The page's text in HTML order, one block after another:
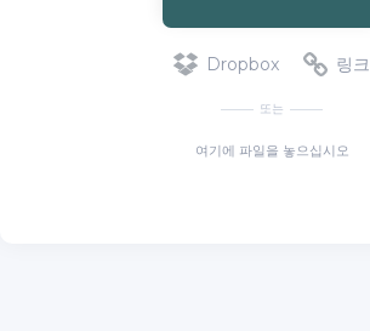
Dropbox 링크
또는
여기에 파일을 놓으십시오